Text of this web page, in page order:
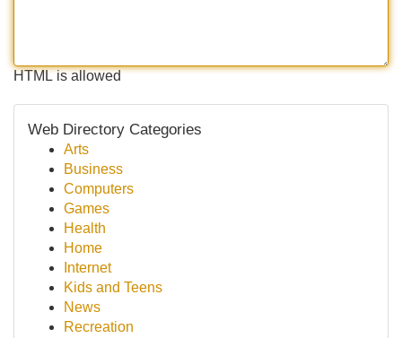
HTML is allowed
Web Directory Categories
Arts
Business
Computers
Games
Health
Home
Internet
Kids and Teens
News
Recreation